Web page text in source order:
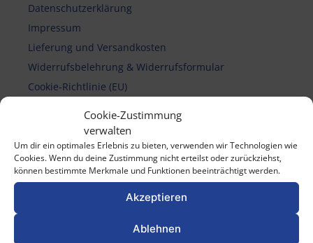
Cookie-Zustimmung
verwalten
Um dir ein optimales Erlebnis zu bieten, verwenden wir Technologien wie
Cookies. Wenn du deine Zustimmung nicht erteilst oder zurückziehst,
können bestimmte Merkmale und Funktionen beeinträchtigt werden.
Akzeptieren
Ablehnen
Datenschutzerklärung
Impressum
Lieferung und Versandkosten
Widerrufsbelehrung & Widerrufsformular
Cookie-Richtlinie (EU)
Vertrag widerrufen
Zahlungsmethoden